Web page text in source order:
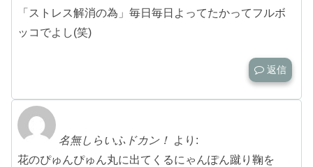
「ストレス解消の為」毎日毎日よってたかってフルボ
ッコでよし(笑)
返信
名無しらいふドカン！ より:
花のぴゅんぴゅん丸に出てくるにゃんぽん蹴り鞠を